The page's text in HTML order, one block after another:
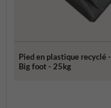
Pied en plastique recyclé -
Big foot - 25kg